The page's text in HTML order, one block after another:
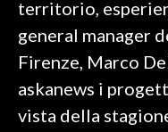
BASKET
VOLLEY
MOTORI
TENNIS
ALTRI SPORT
territorio,
general manager
Firenze, Marco
askanews i
vista della